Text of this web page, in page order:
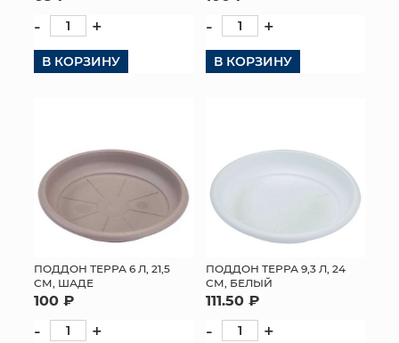
- +
В КОРЗИНУ
- +
В КОРЗИНУ
ПОДДОН ТЕРРА 6 Л, 21,5
СМ, ШАДЕ
100 ₽
- +
ПОДДОН ТЕРРА 9,3 Л, 24
СМ, БЕЛЫЙ
111.50 ₽
- +